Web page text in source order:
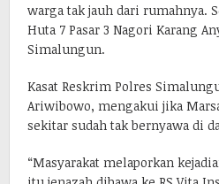
warga tak jauh dari rumahnya.
Huta 7 Pasar 3 Nagori Karang
Simalungun.
Kasat Reskrim Polres
Ariwibowo, mengakui jika
sekitar sudah tak bernyawa di
“Masyarakat melaporkan